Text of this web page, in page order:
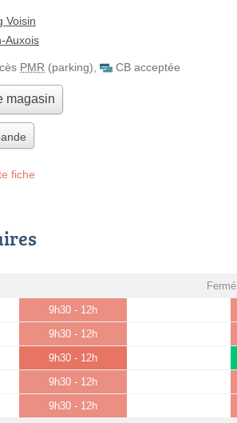
Voisin
Auxois
PMR (parking) CB acceptée
magasin
fiche
Fermé
9h30 - 12h
9h30 - 12h
9h30 - 12h
9h30 - 12h
9h30 - 12h